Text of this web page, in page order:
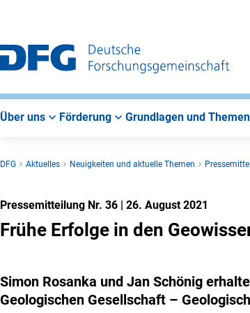
Über uns Förderung Grundlagen und Themen
DFG Aktuelles Neuigkeiten und aktuelle Themen
Pressemitteilung Nr. 36 | 26. August 2021
Frühe Erfolge in den
Simon Rosanka und Jan Schönig
Geologischen Gesellschaft –